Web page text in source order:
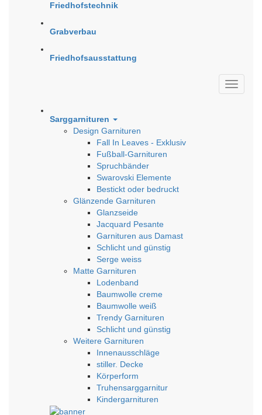
Friedhofstechnik
Grabverbau
Friedhofsausstattung
Sarggarnituren
Design Garnituren
Fall In Leaves - Exklusiv
Fußball-Garnituren
Spruchbänder
Swarovski Elemente
Bestickt oder bedruckt
Glänzende Garnituren
Glanzseide
Jacquard Pesante
Garnituren aus Damast
Schlicht und günstig
Serge weiss
Matte Garnituren
Lodenband
Baumwolle creme
Baumwolle weiß
Trendy Garnituren
Schlicht und günstig
Weitere Garnituren
Innenausschläge
stiller. Decke
Körperform
Truhensarggarnitur
Kindergarnituren